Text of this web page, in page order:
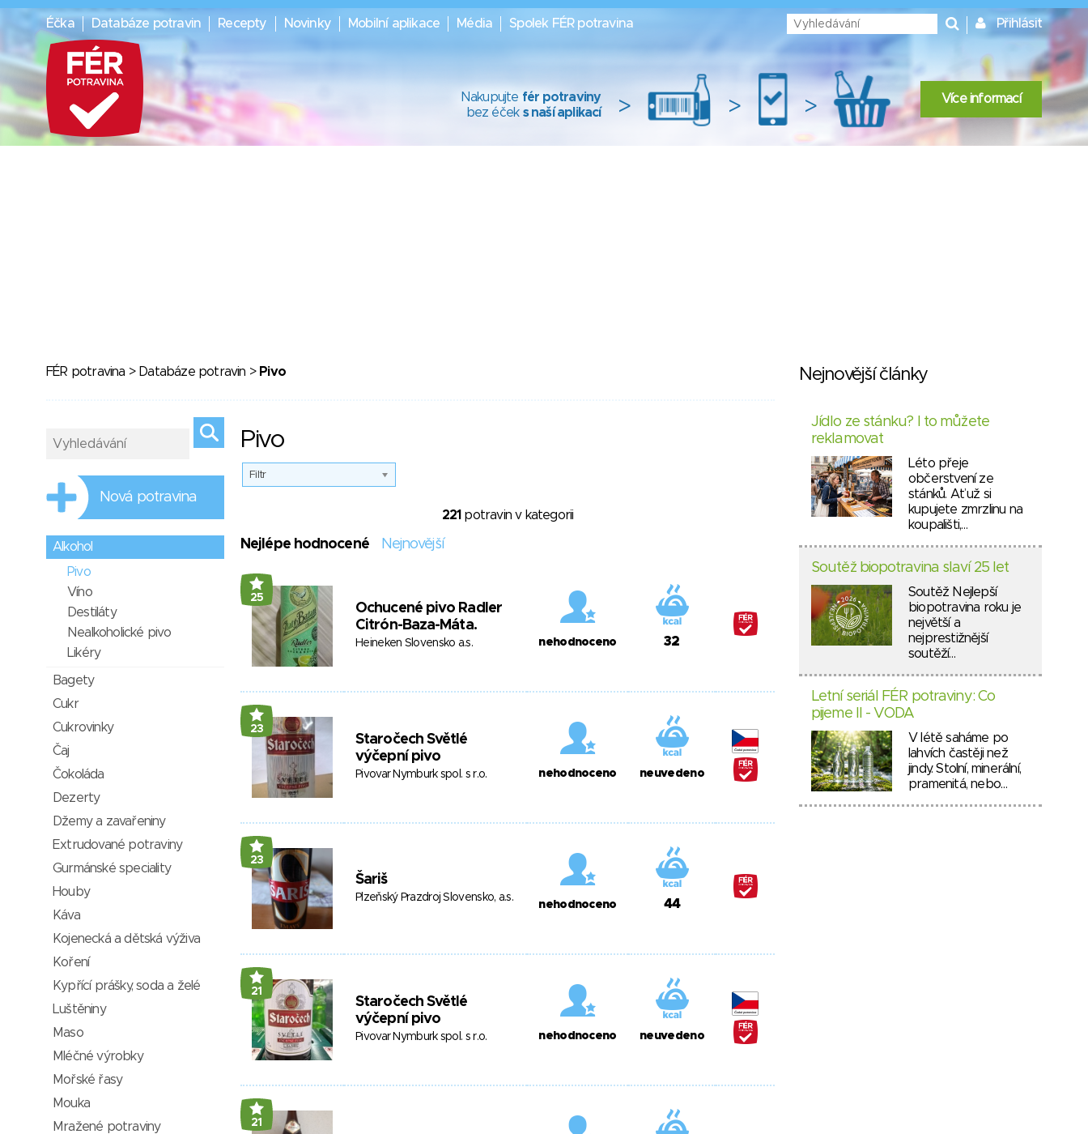
Éčka Databáze potravin Recepty Novinky Mobilní aplikace Média Spolek FÉR potravina Přihlásit
Nakupujte fér potraviny
bez éček s naší aplikací > > > Více informací
FÉR potravina > Databáze potravin > Pivo
Pivo
Filtr
221 potravin v kategorii
Nejlépe hodnocené Nejnovější
25
Ochucené pivo Radler
Citrón-Baza-Máta.
Heineken Slovensko a.s. nehodnoceno 32
23
Staročech Světlé
výčepní pivo
Pivovar Nymburk spol. s r.o. nehodnoceno neuvedeno
23
Šariš
Plzeňský Prazdroj Slovensko, a.s.
nehodnoceno 44
21
Staročech Světlé
výčepní pivo
Pivovar Nymburk spol. s r.o. nehodnoceno neuvedeno
21
Nová potravina
Alkohol
Pivo
Víno
Destiláty
Nealkoholické pivo
Likéry
Bagety
Cukr
Cukrovinky
Čaj
Čokoláda
Dezerty
Džemy a zavařeniny
Extrudované potraviny
Gurmánské speciality
Houby
Káva
Kojenecká a dětská výživa
Koření
Kypřící prášky, soda a želé
Luštěniny
Maso
Mléčné výrobky
Mořské řasy
Mouka
Mražené potraviny
Nejnovější články
Jídlo ze stánku? I to můžete
reklamovat
Léto přeje
občerstvení ze
stánků. Ať už si
kupujete zmrzlinu na
koupališti,…
Soutěž biopotravina slaví 25 let
Soutěž Nejlepší
biopotravina roku je
největší a
nejprestižnější
soutěží…
Letní seriál FÉR potraviny: Co
pijeme II - VODA
V létě saháme po
lahvích častěji než
jindy. Stolní, minerální,
pramenitá, nebo…